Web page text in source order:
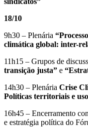
18/10
9h30 – Plenária
climática global: inter-
11h15 – Grupos de
transição justa” e
14h30 – Plenária Crise
Políticas territoriais e
16h45 – Encerramento
e estratégia política do